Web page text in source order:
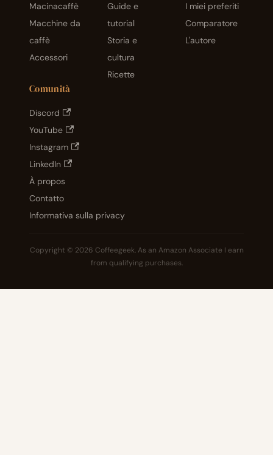
Macinacaffè
Macchine da
caffè
Accessori
Guide e
tutorial
Storia e
cultura
Ricette
I miei preferiti
Comparatore
L'autore
Comunità
Discord
YouTube
Instagram
LinkedIn
À propos
Contatto
Informativa sulla privacy
Copyright © 2026 Coffeegeek. As an Amazon Associate I earn
from qualifying purchases.